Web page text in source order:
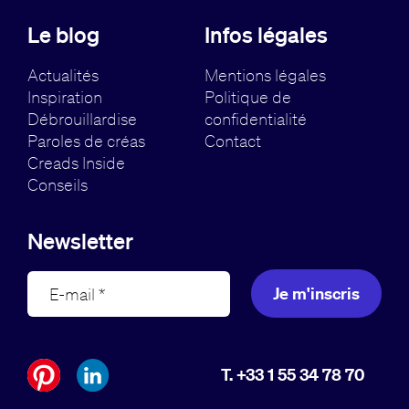
Le blog
Actualités
Inspiration
Débrouillardise
Paroles de créas
Creads Inside
Conseils
Infos légales
Mentions légales
Politique de
confidentialité
Contact
Newsletter
Je m'inscris
T. +33 1 55 34 78 70